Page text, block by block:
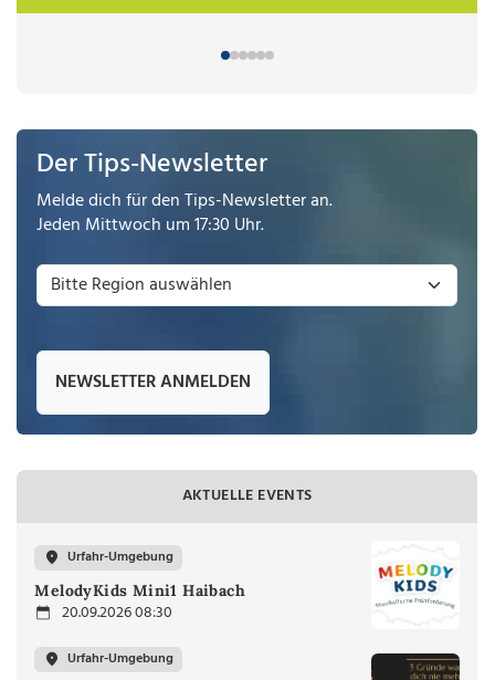
Der Tips-Newsletter
Melde dich für den Tips-Newsletter an.
Jeden Mittwoch um 17:30 Uhr.
NEWSLETTER ANMELDEN
AKTUELLE EVENTS
Urfahr-Umgebung
MelodyKids Mini1 Haibach
20.09.2026 08:30
Urfahr-Umgebung